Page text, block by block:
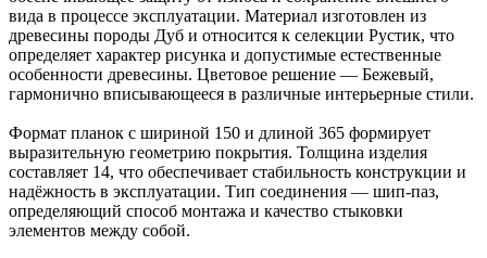
вида в процессе эксплуатации. Материал изготовлен из
древесины породы Дуб и относится к селекции Рустик, что
определяет характер рисунка и допустимые естественные
особенности древесины. Цветовое решение — Бежевый,
гармонично вписывающееся в различные интерьерные стили.
Формат планок с шириной 150 и длиной 365 формирует
выразительную геометрию покрытия. Толщина изделия
составляет 14, что обеспечивает стабильность конструкции и
надёжность в эксплуатации. Тип соединения — шип-паз,
определяющий способ монтажа и качество стыковки
элементов между собой.